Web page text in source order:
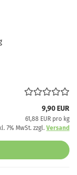
9,90 EUR
61,88 EUR pro kg
7% MwSt. zzgl. Versand